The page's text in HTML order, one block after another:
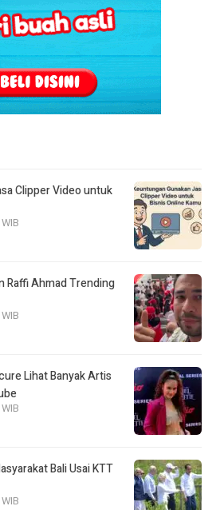
Clipper Video untuk
Raffi Ahmad Trending
Lihat Banyak Artis
Bali Usai KTT